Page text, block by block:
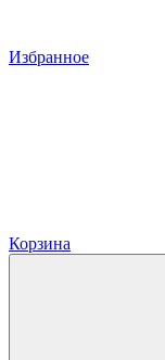
Избранное
Корзина